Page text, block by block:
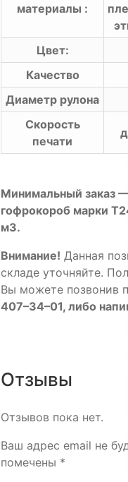
материалы :
Цвет:
Качество
Диаметр рулона
Скорость
печати
Минимальный заказ
гофрокороб марки
м3.
Внимание! Данная
складе уточняйте.
Вы можете позвонив
407–34–01,либо
Отзывы
Отзывов пока нет.
Ваш адрес email не
помечены *